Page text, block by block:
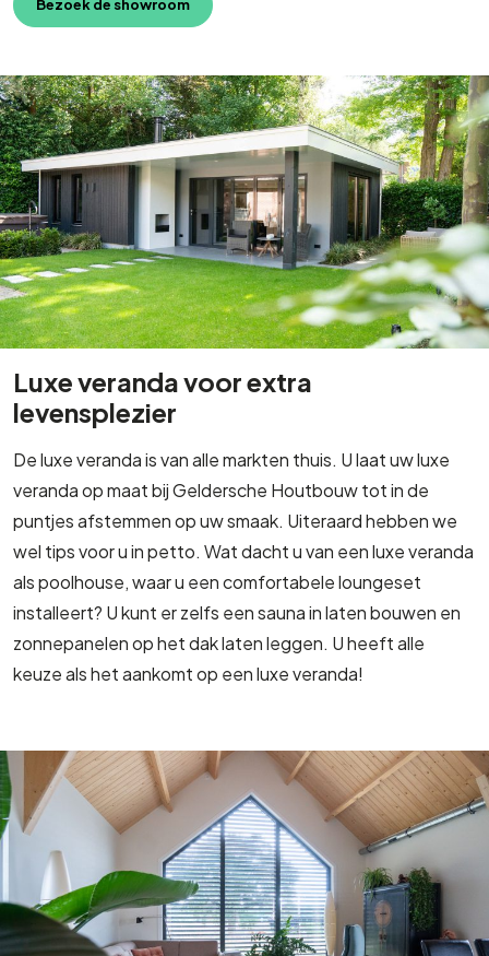
Bezoek de showroom
Luxe veranda voor extra
levensplezier
De luxe veranda is van alle markten thuis. U laat uw luxe
veranda op maat bij Geldersche Houtbouw tot in de
puntjes afstemmen op uw smaak. Uiteraard hebben we
wel tips voor u in petto. Wat dacht u van een luxe veranda
als poolhouse, waar u een comfortabele loungeset
installeert? U kunt er zelfs een sauna in laten bouwen en
zonnepanelen op het dak laten leggen. U heeft alle
keuze als het aankomt op een luxe veranda!